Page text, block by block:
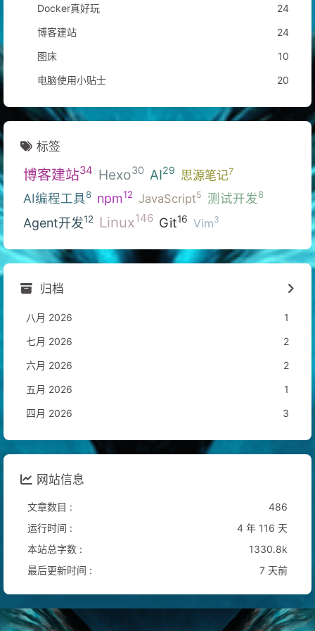
Docker真好玩
24
博客建站
24
图床
10
电脑使用小贴士
20
标签
博客建站34 Hexo30 AI29 思源笔记7
AI编程工具8 npm12 JavaScript5 测试开发8
Agent开发12 Linux146 Git16 Vim3
归档
八月 2026
1
七月 2026
2
六月 2026
2
五月 2026
1
四月 2026
3
网站信息
文章数目 :
486
运行时间 :
4 年 116 天
本站总字数 :
1330.8k
最后更新时间 :
7 天前